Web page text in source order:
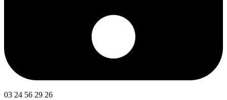
03 24 56 29 26